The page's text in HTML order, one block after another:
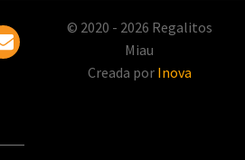
© 2020 - 2026 Regalitos
Miau
Creada por Inova